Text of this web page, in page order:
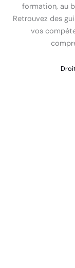
formation, au
Retrouvez des
vos